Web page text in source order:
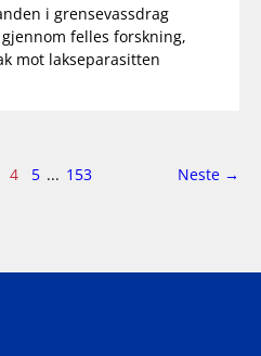
i grensevassdrag
felles forskning,
mot lakseparasitten
4 5 ... 153 Neste side
→